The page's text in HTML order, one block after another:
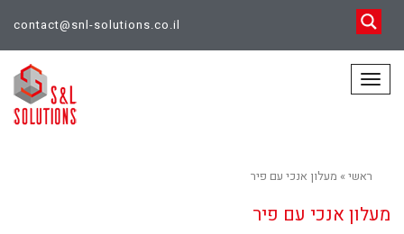
contact@snl-solutions.co.il
תפריט
ראשי» מעלון אנכי עם פיר
מעלון אנכי עם פיר